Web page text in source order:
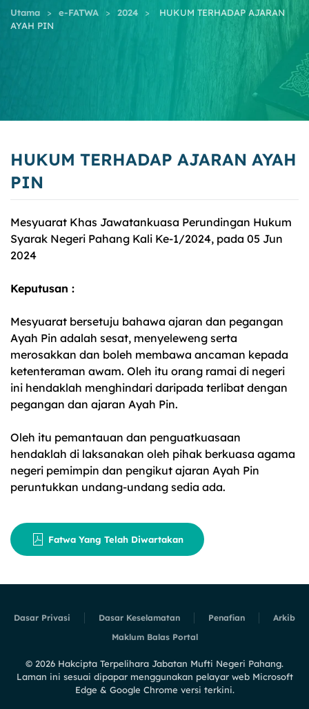
Utama e-FATWA 2024
HUKUM TERHADAP AJARAN
AYAH PIN
HUKUM TERHADAP AJARAN AYAH
PIN
Mesyuarat Khas Jawatankuasa Perundingan Hukum
Syarak Negeri Pahang Kali Ke-1/2024, pada 05 Jun
2024
Keputusan :
Mesyuarat bersetuju bahawa ajaran dan pegangan
Ayah Pin adalah sesat, menyeleweng serta
merosakkan dan boleh membawa ancaman kepada
ketenteraman awam. Oleh itu orang ramai di negeri
ini hendaklah menghindari daripada terlibat dengan
pegangan dan ajaran Ayah Pin.
Oleh itu pemantauan dan penguatkuasaan
hendaklah di laksanakan oleh pihak berkuasa agama
negeri pemimpin dan pengikut ajaran Ayah Pin
peruntukkan undang-undang sedia ada.
Fatwa Yang Telah Diwartakan
Dasar Privasi Dasar Keselamatan Penafian
Arkib
Maklum Balas Portal
© 2026 Hakcipta Terpelihara Jabatan Mufti Negeri Pahang.
Laman ini sesuai dipapar menggunakan pelayar web Microsoft
Edge & Google Chrome versi terkini.